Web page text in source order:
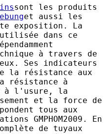
sont les produits
et aussi les
exposition. La
utilisée dans ce
à travers de
Ses indicateurs
la résistance aux
résistance à
à l'usure, la
et la force de
tous aux
GMPHOM2009. En
de tuyaux